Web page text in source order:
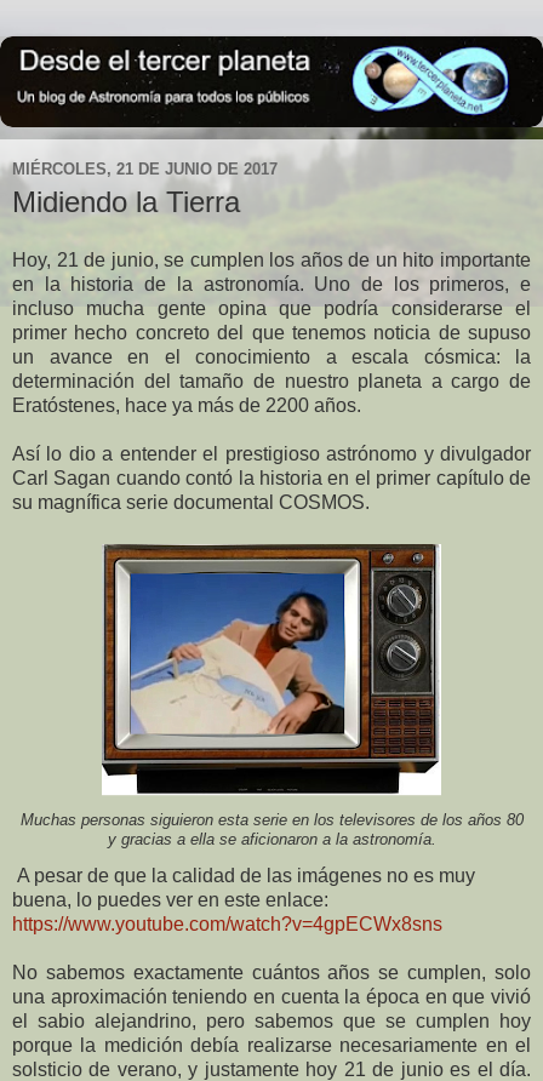
MIÉRCOLES, 21 DE JUNIO DE 2017
Midiendo la Tierra
Hoy, 21 de junio, se cumplen los años de un hito importante
en la historia de la astronomía. Uno de los primeros, e
incluso mucha gente opina que podría considerarse el
primer hecho concreto del que tenemos noticia de supuso
un avance en el conocimiento a escala cósmica: la
determinación del tamaño de nuestro planeta a cargo de
Eratóstenes, hace ya más de 2200 años.
Así lo dio a entender el prestigioso astrónomo y divulgador
Carl Sagan cuando contó la historia en el primer capítulo de
su magnífica serie documental COSMOS.
Muchas personas siguieron esta serie en los televisores de los años 80
y gracias a ella se aficionaron a la astronomía.
A pesar de que la calidad de las imágenes no es muy
buena, lo puedes ver en este enlace:
https://www.youtube.com/watch?v=4gpECWx8sns
No sabemos exactamente cuántos años se cumplen, solo
una aproximación teniendo en cuenta la época en que vivió
el sabio alejandrino, pero sabemos que se cumplen hoy
porque la medición debía realizarse necesariamente en el
solsticio de verano, y justamente hoy 21 de junio es el día.